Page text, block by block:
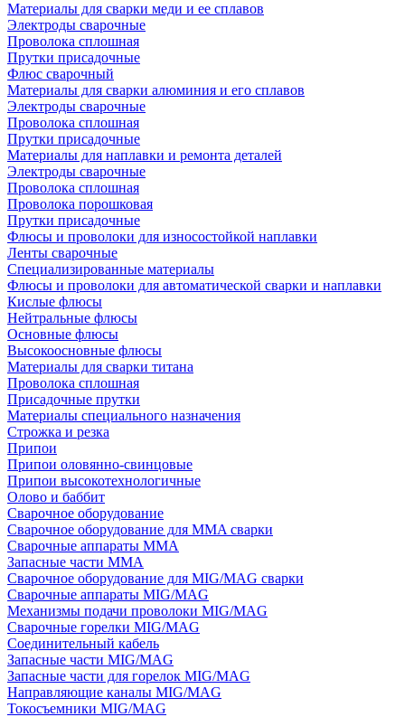
Материалы для сварки меди и ее сплавов
Электроды сварочные
Проволока сплошная
Прутки присадочные
Флюс сварочный
Материалы для сварки алюминия и его сплавов
Электроды сварочные
Проволока сплошная
Прутки присадочные
Материалы для наплавки и ремонта деталей
Электроды сварочные
Проволока сплошная
Проволока порошковая
Прутки присадочные
Флюсы и проволоки для износостойкой наплавки
Ленты сварочные
Специализированные материалы
Флюсы и проволоки для автоматической сварки и наплавки
Кислые флюсы
Нейтральные флюсы
Основные флюсы
Высокоосновные флюсы
Материалы для сварки титана
Проволока сплошная
Присадочные прутки
Материалы специального назначения
Строжка и резка
Припои
Припои оловянно-свинцовые
Припои высокотехнологичные
Олово и баббит
Сварочное оборудование
Сварочное оборудование для MMA сварки
Сварочные аппараты MMA
Запасные части MMA
Сварочное оборудование для MIG/MAG сварки
Сварочные аппараты MIG/MAG
Механизмы подачи проволоки MIG/MAG
Сварочные горелки MIG/MAG
Соединительный кабель
Запасные части MIG/MAG
Запасные части для горелок MIG/MAG
Направляющие каналы MIG/MAG
Токосъемники MIG/MAG